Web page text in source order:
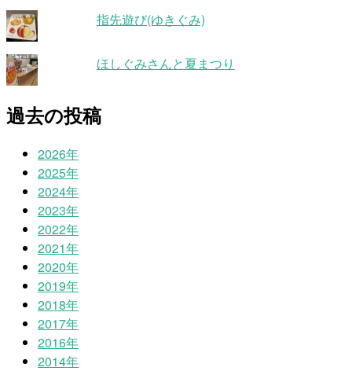
指先遊び(ゆきぐみ)
ほしぐみさんと夏まつり
過去の投稿
2026年
2025年
2024年
2023年
2022年
2021年
2020年
2019年
2018年
2017年
2016年
2014年